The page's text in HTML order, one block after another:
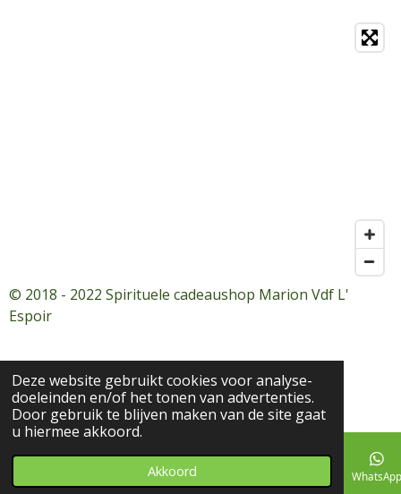
Deze website gebruikt cookies voor analyse-
doeleinden en/of het tonen van advertenties.
Door gebruik te blijven maken van de site gaat
u hiermee akkoord.
Akkoord
© 2018 - 2022 Spirituele cadeaushop Marion Vdf L'
Espoir
Telefoonnummer